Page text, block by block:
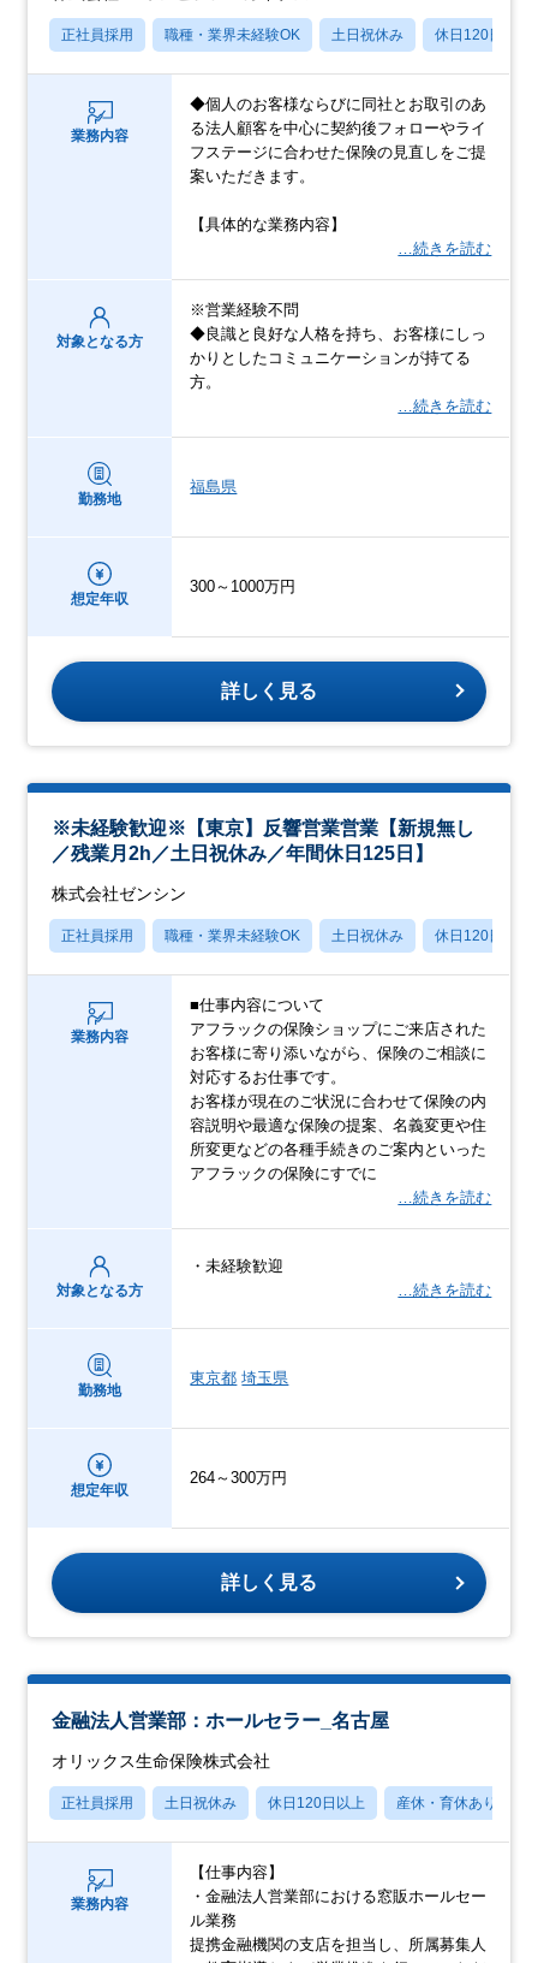
正社員採用 職種・業界未経験OK 土日祝休み 休日120日以上
業務内容
◆個人のお客様ならびに同社とお取引のあ
る法人顧客を中心に契約後フォローやライ
フステージに合わせた保険の見直しをご提
案いただきます。
【具体的な業務内容】
…続きを読む
対象となる方
※営業経験不問
◆良識と良好な人格を持ち、お客様にしっ
かりとしたコミュニケーションが持てる
方。
…続きを読む
勤務地
福島県
想定年収
300～1000万円
詳しく見る
※未経験歓迎※【東京】反響営業営業【新規無し
／残業月2h／土日祝休み／年間休日125日】
株式会社ゼンシン
正社員採用 職種・業界未経験OK 土日祝休み 休日120日以上
業務内容
■仕事内容について
アフラックの保険ショップにご来店された
お客様に寄り添いながら、保険のご相談に
対応するお仕事です。
お客様が現在のご状況に合わせて保険の内
容説明や最適な保険の提案、名義変更や住
所変更などの各種手続きのご案内といった
アフラックの保険にすでに
…続きを読む
対象となる方
・未経験歓迎
…続きを読む
勤務地
東京都 埼玉県
想定年収
264～300万円
詳しく見る
金融法人営業部：ホールセラー_名古屋
オリックス生命保険株式会社
正社員採用 土日祝休み 休日120日以上 産休・育休あり
業務内容
【仕事内容】
・金融法人営業部における窓販ホールセー
ル業務
提携金融機関の支店を担当し、所属募集人